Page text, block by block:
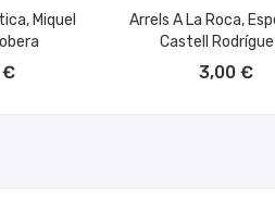
Miquel
€
Arrels A La Roca,
Castell
3,00 €
AÑADIR AL